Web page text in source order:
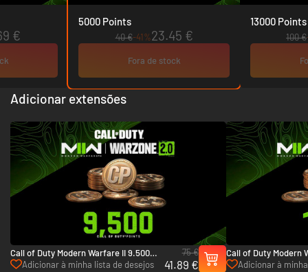
€
5000 Points
40 €-41%23.45 €
Fora de stock
13000 Points
100 €
Adicionar extensões
Call of Duty Modern Warfare II 9.500
Pontos - Xbox One & Xbox Series X|S
Adicionar à minha lista de desejos
75 €
41.89 €
Call of Duty Modern
Pontos - Xbox One
Adicionar à